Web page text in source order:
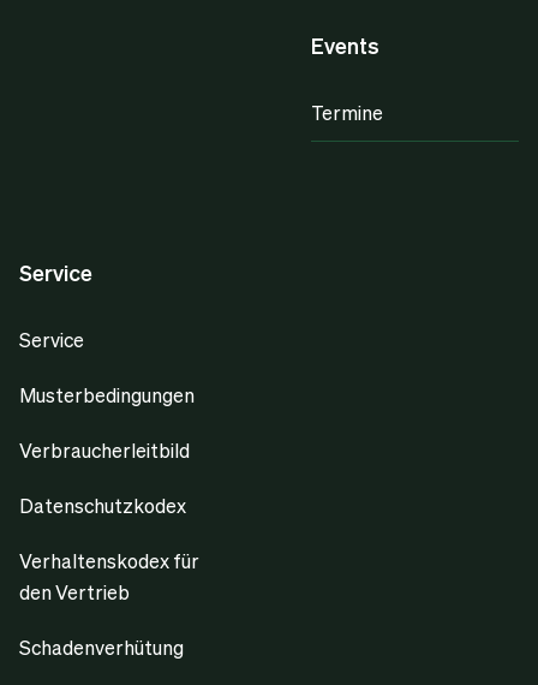
Events
Termine
Service
Service
Musterbedingungen
Verbraucherleitbild
Datenschutzkodex
Verhaltenskodex für
den Vertrieb
Schadenverhütung